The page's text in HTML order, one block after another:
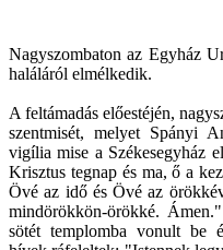
Nagyszombaton az Egyház
haláláról elmélkedik.
A feltámadás előestéjén,
szentmisét, melyet Spányi
vigília mise a Székesegyház
Krisztus tegnap és ma, ő a
Övé az idő és Övé az
mindörökkön-örökké.
sötét templomba vonult be